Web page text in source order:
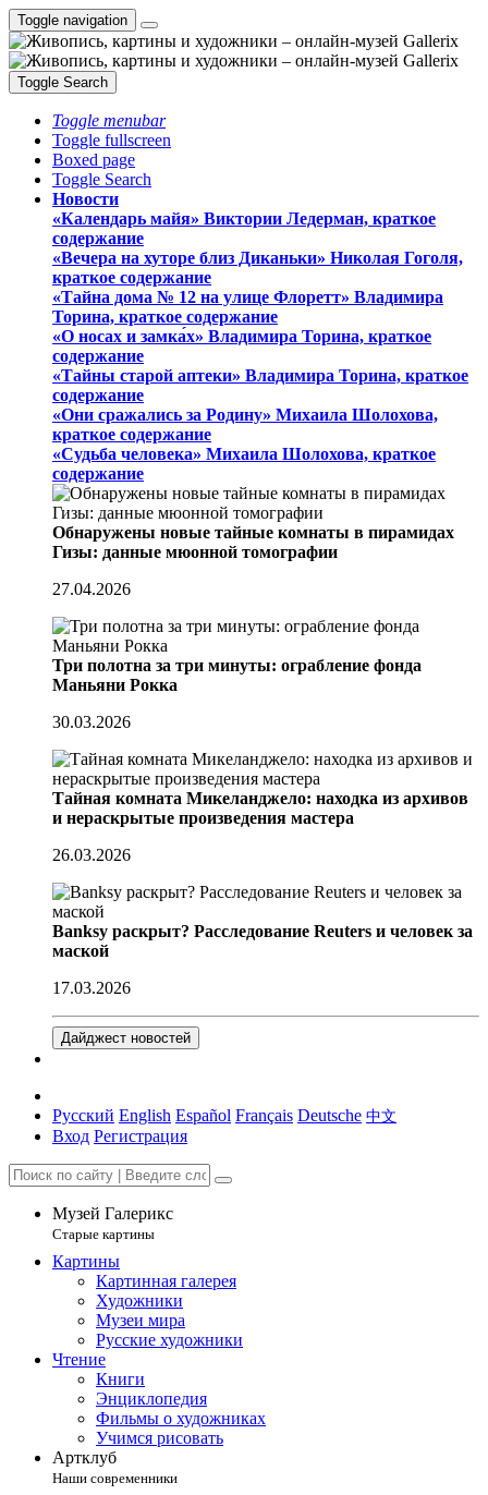
Toggle navigation
Toggle Search
Toggle menubar
Toggle fullscreen
Boxed page
Toggle Search
Новости
«Календарь майя» Виктории Ледерман, краткое
содержание
«Вечера на хуторе близ Диканьки» Николая Гоголя,
краткое содержание
«Тайна дома № 12 на улице Флоретт» Владимира
Торина, краткое содержание
«О носах и замка́х» Владимира Торина, краткое
содержание
«Тайны старой аптеки» Владимира Торина, краткое
содержание
«Они сражались за Родину» Михаила Шолохова,
краткое содержание
«Судьба человека» Михаила Шолохова, краткое
содержание
Обнаружены новые тайные комнаты в пирамидах
Гизы: данные мюонной томографии
27.04.2026
Три полотна за три минуты: ограбление фонда
Маньяни Рокка
30.03.2026
Тайная комната Микеланджело: находка из архивов
и нераскрытые произведения мастера
26.03.2026
Banksy раскрыт? Расследование Reuters и человек за
маской
17.03.2026
Дайджест новостей
Русский English Español Français Deutsche 中文
Вход Регистрация
Музей Галерикс
Старые картины
Картины
Картинная галерея
Художники
Музеи мира
Русские художники
Чтение
Книги
Энциклопедия
Фильмы о художниках
Учимся рисовать
Артклуб
Наши современники